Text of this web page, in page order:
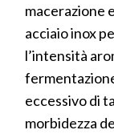
macerazione
acciaio inox
l’intensità
eccessivo di
morbidezza